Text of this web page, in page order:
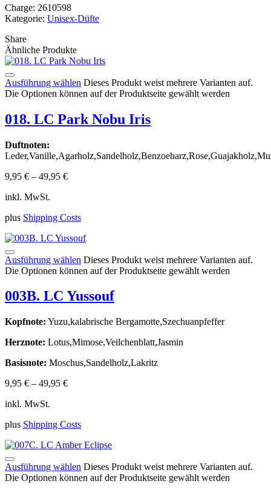
Charge: 2610598
Kategorie: Unisex-Düfte
Share
Ähnliche Produkte
Ausführung wählen Dieses Produkt weist mehrere Varianten auf.
Die Optionen können auf der Produktseite gewählt werden
018. LC Park Nobu Iris
Duftnoten:
9,95 € – 49,95 €
inkl. MwSt.
plus Shipping Costs
Ausführung wählen Dieses Produkt weist mehrere Varianten auf.
Die Optionen können auf der Produktseite gewählt werden
003B. LC Yussouf
Kopfnote: Yuzu,kalabrische Bergamotte,Szechuanpfeffer
Herznote: Lotus,Mimose,Veilchenblatt,Jasmin
Basisnote: Moschus,Sandelholz,Lakritz
9,95 € – 49,95 €
inkl. MwSt.
plus Shipping Costs
Ausführung wählen Dieses Produkt weist mehrere Varianten auf.
Die Optionen können auf der Produktseite gewählt werden